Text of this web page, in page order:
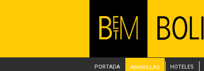
PORTADA AMARILLAS HOTELES